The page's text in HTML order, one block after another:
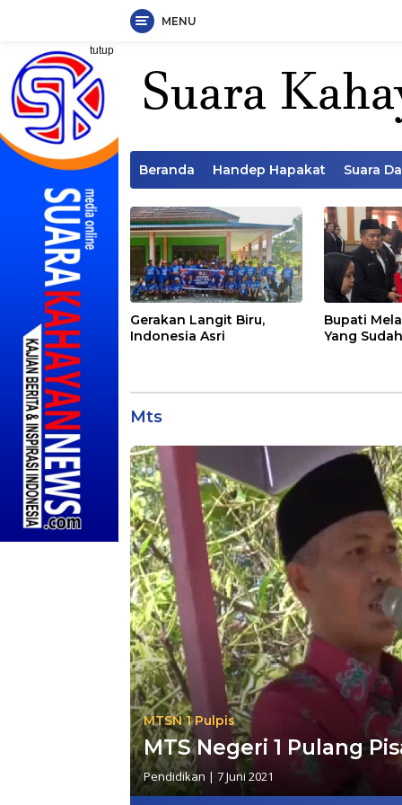
Langsung
konten
MENU
tutup
Beranda Handep Hapakat Suara
Gerakan Langit Biru,
Indonesia Asri
Bupati
Yang
Mts
MTSN 1 Pulpis
MTS Negeri 1 Pulang
Pendidikan | 7 Juni 2021